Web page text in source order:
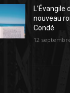
L’Évangile
nouveau
Condé
12